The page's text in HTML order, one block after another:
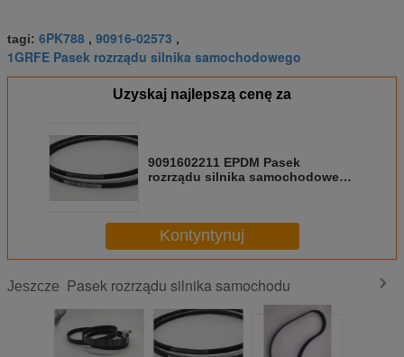
tagi: 6PK788 , 90916-02573 ,
1GRFE Pasek rozrządu silnika samochodowego
Uzyskaj najlepszą cenę za
9091602211 EPDM Pasek
rozrządu silnika samochodowego
Kontyntynuj
Jeszcze Pasek rozrządu silnika samochodu